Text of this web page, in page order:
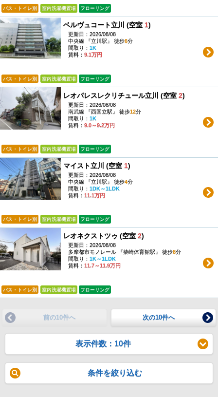
バス・トイレ別 室内洗濯機置場 フローリング
ベルヴュコート立川 (空室 1)
更新日：2026/08/08
中央線 『立川駅』 徒歩6分
間取り： 1K
賃料： 9.1万円
バス・トイレ別 室内洗濯機置場 フローリング
レオパレスレクリチュール立川 (空室 2)
更新日：2026/08/08
南武線 『西国立駅』 徒歩12分
間取り： 1K
賃料： 9.0～9.2万円
バス・トイレ別 室内洗濯機置場 フローリング
マイスト立川 (空室 1)
更新日：2026/08/08
中央線 『立川駅』 徒歩4分
間取り： 1DK～1LDK
賃料： 11.1万円
バス・トイレ別 室内洗濯機置場 フローリング
レオネクストツゥ (空室 2)
更新日：2026/08/08
多摩都市モノレール 『柴崎体育館駅』 徒歩8分
間取り： 1K～1LDK
賃料： 11.7～11.9万円
バス・トイレ別 室内洗濯機置場 フローリング
前の10件へ 次の10件へ
表示件数：10件
条件を絞り込む